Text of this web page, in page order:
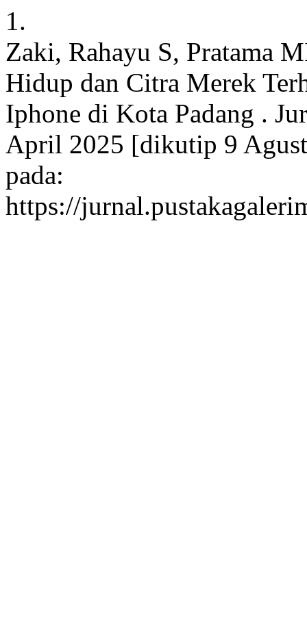
1.
Zaki, Rahayu S, Pratama
Hidup dan Citra Merek
Iphone di Kota Padang .
April 2025 [dikutip 9
pada:
https://